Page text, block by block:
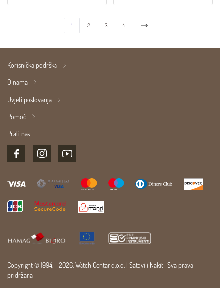
1 2 3 4
Korisnička podrška
O nama
Uvjeti poslovanja
Pomoć
Prati nas
Copyright © 1994. - 2026. Watch Centar d.o.o. | Satovi i Nakit | Sva prava
pridržana